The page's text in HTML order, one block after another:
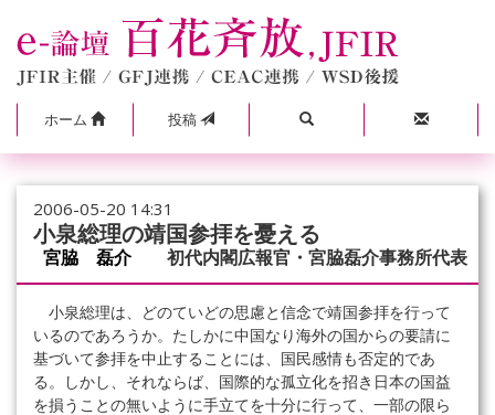
ホーム 投稿
2006-05-20 14:31
小泉総理の靖国参拝を憂える
宮脇 磊介 初代内閣広報官・宮脇磊介事務所代表
小泉総理は、どのていどの思慮と信念で靖国参拝を行って
いるのであろうか。たしかに中国なり海外の国からの要請に
基づいて参拝を中止することには、国民感情も否定的であ
る。しかし、それならば、国際的な孤立化を招き日本の国益
を損うことの無いように手立てを十分に行って、一部の限ら